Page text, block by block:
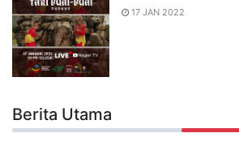
17 JAN 2022
Berita Utama